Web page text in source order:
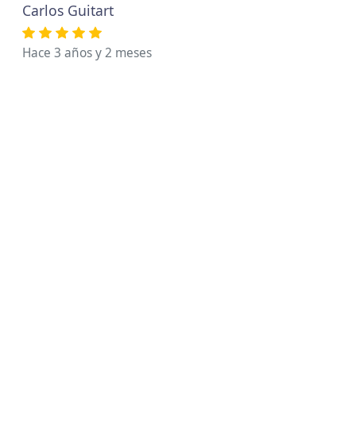
Carlos Guitart
Hace 3 años y 2 meses